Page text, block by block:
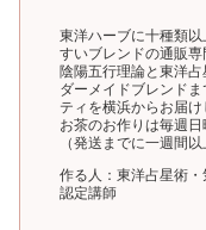
東洋ハーブに十種類
すいブレンドの通販専
陰陽五行理論と東洋
ダーメイドブレンド
ティを横浜からお届け
お茶のお作りは毎週日
（発送までに一週間
作る人：東洋占星術
認定講師